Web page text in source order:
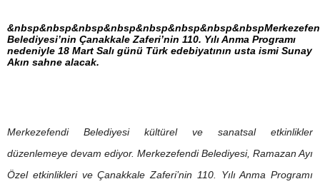
Belediyesi’nin Çanakkale Zaferi’nin 110. Yılı Anma Programı
nedeniyle 18 Mart Salı günü Türk edebiyatının usta ismi Sunay
Akın sahne alacak.
Merkezefendi Belediyesi kültürel ve sanatsal etkinlikler
düzenlemeye devam ediyor. Merkezefendi Belediyesi, Ramazan Ayı
Özel etkinlikleri ve Çanakkale Zaferi’nin 110. Yılı Anma Programı